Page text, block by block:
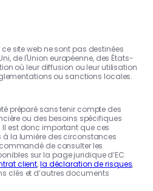
site web ne sont pas destinées
de l'Union européenne, des États-
où leur diffusion ou leur utilisation
ou sanctions locales.
préparé sans tenir compte des
ou des besoins spécifiques
Il est donc important que ces
la lumière des circonstances
de consulter les
sur la page juridique d’EC
client,la déclaration de risques,
clés et d’autres documents